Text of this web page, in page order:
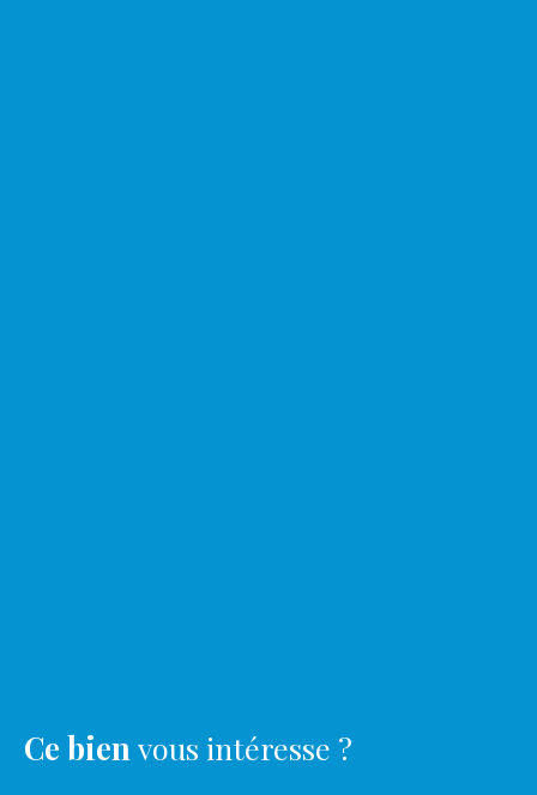
Ce bien vous intéresse ?